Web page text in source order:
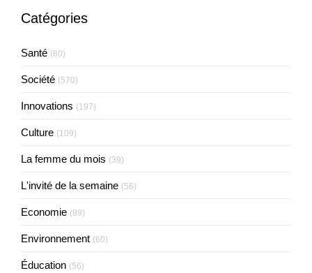
Catégories
Santé (80)
Société (570)
Innovations (197)
Culture (109)
La femme du mois (39)
L'invité de la semaine (56)
Economie (89)
Environnement (60)
Éducation (56)